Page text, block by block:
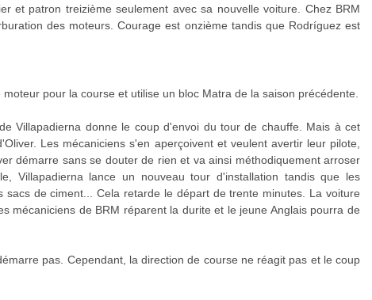
et patron treizième seulement avec sa nouvelle voiture. Chez BRM
des moteurs. Courage est onzième tandis que Rodríguez est
pour la course et utilise un bloc Matra de la saison précédente.
Villapadierna donne le coup d'envoi du tour de chauffe. Mais à cet
Les mécaniciens s'en aperçoivent et veulent avertir leur pilote,
démarre sans se douter de rien et va ainsi méthodiquement arroser
Villapadierna lance un nouveau tour d'installation tandis que les
de ciment... Cela retarde le départ de trente minutes. La voiture
mécaniciens de BRM réparent la durite et le jeune Anglais pourra de
pas. Cependant, la direction de course ne réagit pas et le coup